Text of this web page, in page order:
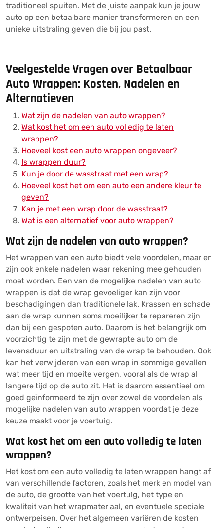
traditioneel spuiten. Met de juiste aanpak kun je jouw
auto op een betaalbare manier transformeren en een
unieke uitstraling geven die bij jou past.
Veelgestelde Vragen over Betaalbaar
Auto Wrappen: Kosten, Nadelen en
Alternatieven
Wat zijn de nadelen van auto wrappen?
Wat kost het om een auto volledig te laten
wrappen?
Hoeveel kost een auto wrappen ongeveer?
Is wrappen duur?
Kun je door de wasstraat met een wrap?
Hoeveel kost het om een auto een andere kleur te
geven?
Kan je met een wrap door de wasstraat?
Wat is een alternatief voor auto wrappen?
Wat zijn de nadelen van auto wrappen?
Het wrappen van een auto biedt vele voordelen, maar er
zijn ook enkele nadelen waar rekening mee gehouden
moet worden. Een van de mogelijke nadelen van auto
wrappen is dat de wrap gevoeliger kan zijn voor
beschadigingen dan traditionele lak. Krassen en schade
aan de wrap kunnen soms moeilijker te repareren zijn
dan bij een gespoten auto. Daarom is het belangrijk om
voorzichtig te zijn met de gewrapte auto om de
levensduur en uitstraling van de wrap te behouden. Ook
kan het verwijderen van een wrap in sommige gevallen
wat meer tijd en moeite vergen, vooral als de wrap al
langere tijd op de auto zit. Het is daarom essentieel om
goed geïnformeerd te zijn over zowel de voordelen als
mogelijke nadelen van auto wrappen voordat je deze
keuze maakt voor je voertuig.
Wat kost het om een auto volledig te laten
wrappen?
Het kost om een auto volledig te laten wrappen hangt af
van verschillende factoren, zoals het merk en model van
de auto, de grootte van het voertuig, het type en
kwaliteit van het wrapmateriaal, en eventuele speciale
ontwerpeisen. Over het algemeen variëren de kosten